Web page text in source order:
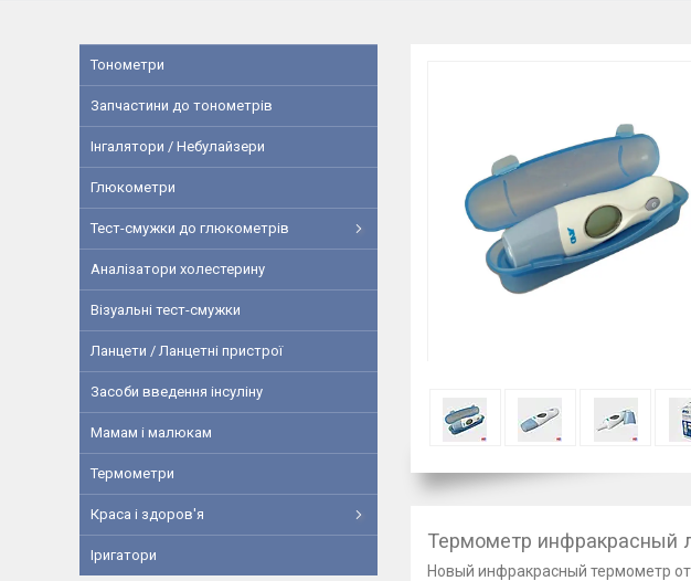
Термометр инфракрасный
Новый инфракрасный термометр
Тонометри
Запчастини до тонометрів
Інгалятори / Небулайзери
Глюкометри
Тест-смужки до глюкометрів
Аналізатори холестерину
Візуальні тест-смужки
Ланцети / Ланцетні пристрої
Засоби введення інсуліну
Мамам і малюкам
Термометри
Краса і здоров'я
Іригатори